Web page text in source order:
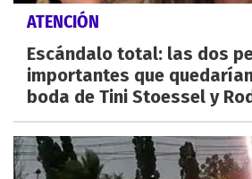
ATENCIÓN
Escándalo total: las dos
importantes que
boda de Tini Stoessel y